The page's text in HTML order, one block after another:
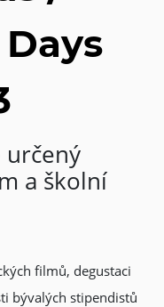
určený
a školní
filmů, degustaci
bývalých stipendistů